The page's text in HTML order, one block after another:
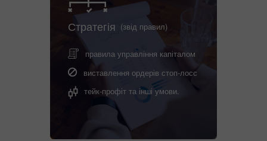
Стратегія (звід правил)
правила управління капіталом
виставлення ордерів стоп-лосс
тейк-профіт та інші умови.